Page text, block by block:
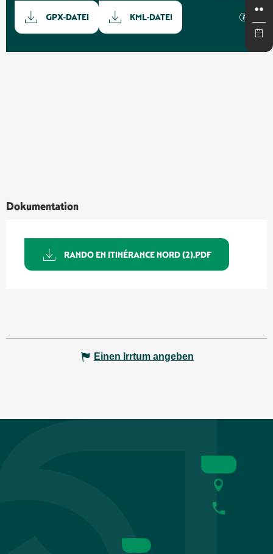
Dokumentation
GPX-DATEI KML-DATEI Mit
Dokumentation
RANDO EN ITINÉRANCE NORD (2).PDF
Einen Irrtum angeben